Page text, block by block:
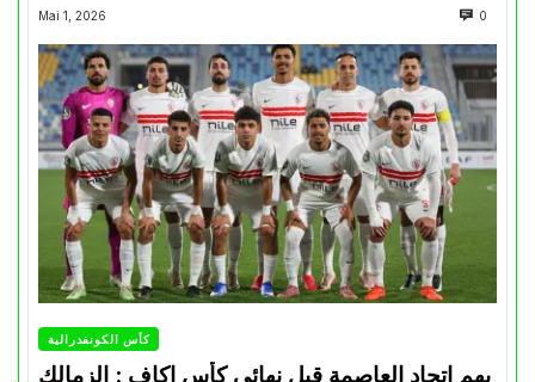
Mai 1, 2026 0
كأس الكونفدرالية
يهم إتحاد العاصمة قبل نهائي كأس اكاف : الزمالك